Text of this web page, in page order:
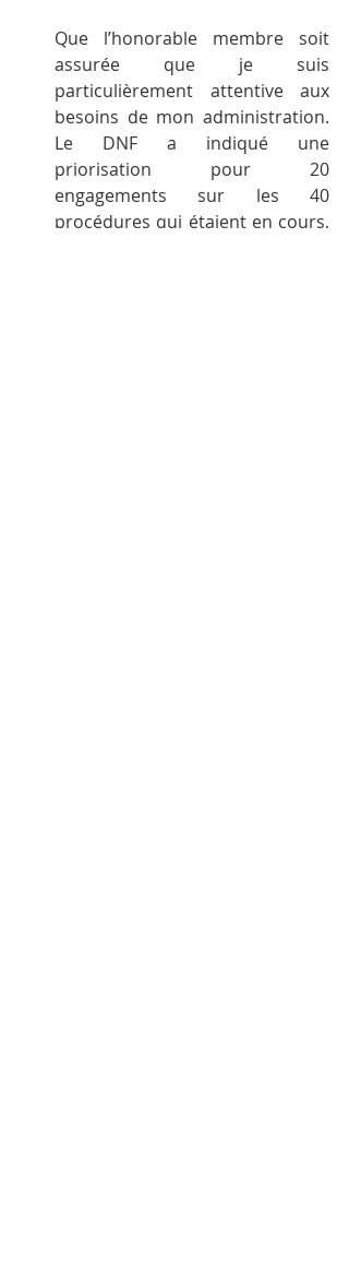
Que l’honorable membre soit
assurée que je suis
particulièrement attentive aux
besoins de mon administration.
Le DNF a indiqué une
priorisation pour 20
engagements sur les 40
procédures qui étaient en cours,